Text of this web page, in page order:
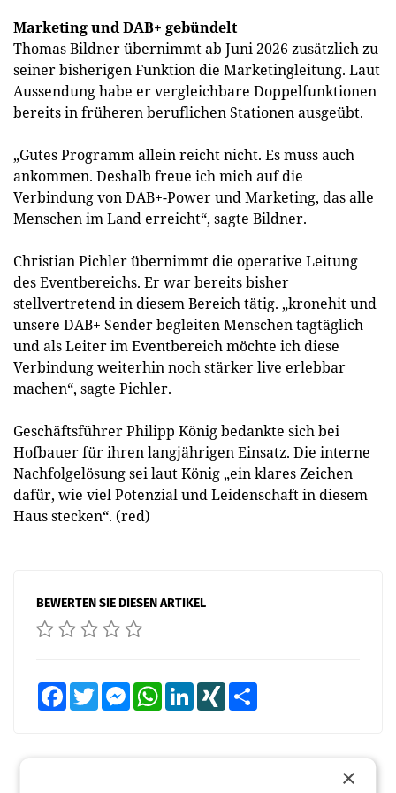
Marketing und DAB+ gebündelt
Thomas Bildner übernimmt ab Juni 2026 zusätzlich zu
seiner bisherigen Funktion die Marketingleitung. Laut
Aussendung habe er vergleichbare Doppelfunktionen
bereits in früheren beruflichen Stationen ausgeübt.
„Gutes Programm allein reicht nicht. Es muss auch
ankommen. Deshalb freue ich mich auf die
Verbindung von DAB+-Power und Marketing, das alle
Menschen im Land erreicht“, sagte Bildner.
Christian Pichler übernimmt die operative Leitung
des Eventbereichs. Er war bereits bisher
stellvertretend in diesem Bereich tätig. „kronehit und
unsere DAB+ Sender begleiten Menschen tagtäglich
und als Leiter im Eventbereich möchte ich diese
Verbindung weiterhin noch stärker live erlebbar
machen“, sagte Pichler.
Geschäftsführer Philipp König bedankte sich bei
Hofbauer für ihren langjährigen Einsatz. Die interne
Nachfolgelösung sei laut König „ein klares Zeichen
dafür, wie viel Potenzial und Leidenschaft in diesem
Haus stecken“. (red)
BEWERTEN SIE DIESEN ARTIKEL
FacebookTwitter MessengerWhatsAppLinkedInXING
×